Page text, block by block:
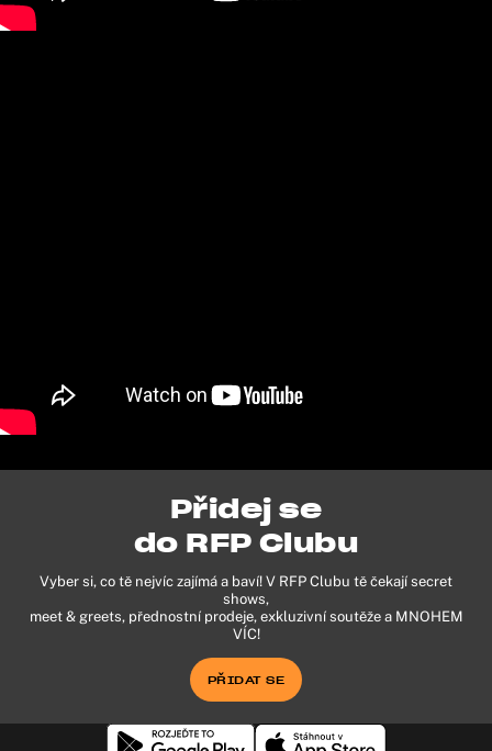
Přidej se
do RFP Clubu
Vyber si, co tě nejvíc zajímá a baví! V RFP Clubu tě čekají secret
shows,
meet & greets, přednostní prodeje, exkluzivní soutěže a MNOHEM
VÍC!
PŘIDAT SE